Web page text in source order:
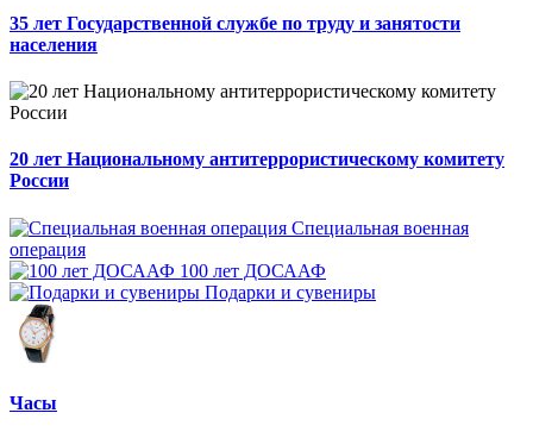
35 лет Государственной службе по труду и занятости
населения
20 лет Национальному антитеррористическому комитету
России
Специальная военная
операция
100 лет ДОСААФ
Подарки и сувениры
Часы